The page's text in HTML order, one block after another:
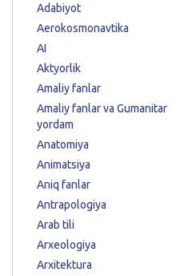
Adabiyot
Aerokosmonavtika
AI
Aktyorlik
Amaliy fanlar
Amaliy fanlar va Gumanitar
yordam
Anatomiya
Animatsiya
Aniq fanlar
Antrapologiya
Arab tili
Arxeologiya
Arxitektura